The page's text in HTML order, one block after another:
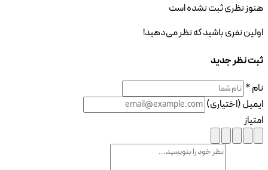
هنوز نظری ثبت نشده است
اولین نفری باشید که نظر می‌دهید!
ثبت نظر جدید
نام *
ایمیل (اختیاری)
امتیاز